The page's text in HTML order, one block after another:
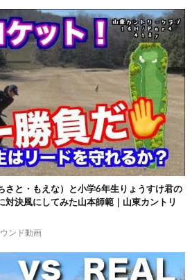
さと・もえな）と小学6年生りょうすけ君の
対決風にしてみた山本師範｜山東カントリ
ンド動画